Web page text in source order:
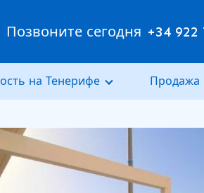
Позвоните сегодня +34 922
на Тенерифе Продажа